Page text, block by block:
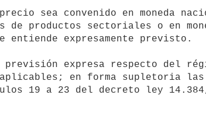
de productos sectoriales o en
entiende expresamente previsto.
en forma supletoria